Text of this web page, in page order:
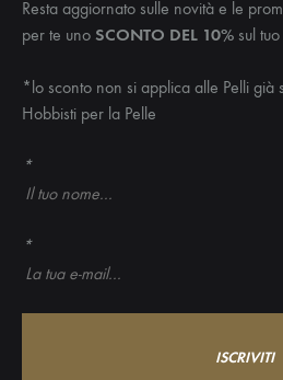
Resta aggiornato sulle novità e le
per te uno SCONTO DEL 10% sul
*lo sconto non si applica alle Pelli già
Hobbisti per la Pelle
*
*